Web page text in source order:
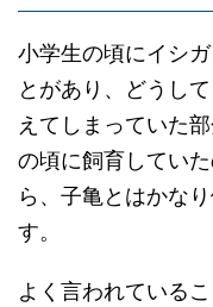
小学生の頃にイシ
とがあり、どうし
えてしまっていた
の頃に飼育してい
ら、子亀とはかな
す。
よく言われている